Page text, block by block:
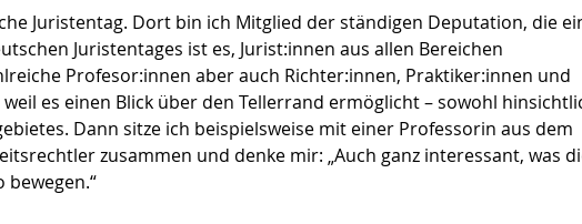
Juristentag. Dort bin ich Mitglied der ständigen Deputation, die
Juristentages ist es, Jurist:innen aus allen Bereichen
Profesor:innen aber auch Richter:innen, Praktiker:innen und
es einen Blick über den Tellerrand ermöglicht – sowohl
Dann sitze ich beispielsweise mit einer Professorin aus dem
zusammen und denke mir: „Auch ganz interessant, was
bewegen.“